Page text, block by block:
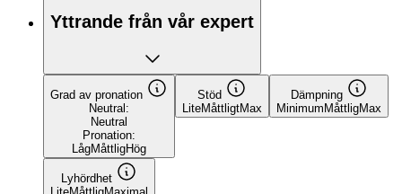
Yttrande från vår expert
Grad av pronation
Neutral:
Neutral
Pronation:
LågMåttligHög
Stöd
LiteMåttligtMax
Dämpning
MinimumMåttligMax
Lyhördhet